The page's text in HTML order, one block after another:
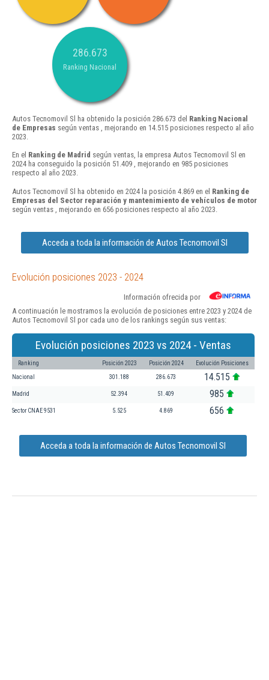
286.673
Ranking Nacional
Autos Tecnomovil Sl ha obtenido la posición 286.673 del Ranking Nacional
de Empresas según ventas , mejorando en 14.515 posiciones respecto al año
2023.
En el Ranking de Madrid según ventas, la empresa Autos Tecnomovil Sl en
2024 ha conseguido la posición 51.409 , mejorando en 985 posiciones
respecto al año 2023.
Autos Tecnomovil Sl ha obtenido en 2024 la posición 4.869 en el Ranking de
Empresas del Sector reparación y mantenimiento de vehículos de motor
según ventas , mejorando en 656 posiciones respecto al año 2023.
Acceda a toda la información de Autos Tecnomovil Sl
Evolución posiciones 2023 - 2024
Información ofrecida por
A continuación le mostramos la evolución de posiciones entre 2023 y 2024 de
Autos Tecnomovil Sl por cada uno de los rankings según sus ventas:
Evolución posiciones 2023 vs 2024 - Ventas
Ranking Posición 2023 Posición 2024 Evolución Posiciones
Nacional 301.188 286.673 14.515
Madrid 52.394 51.409 985
Sector CNAE 9531 5.525 4.869 656
Acceda a toda la información de Autos Tecnomovil Sl